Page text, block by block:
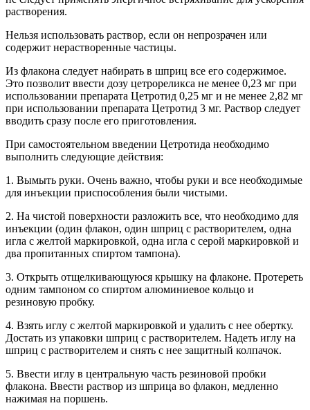
растворения.
Нельзя использовать раствор, если он непрозрачен или
содержит нерастворенные частицы.
Из флакона следует набирать в шприц все его содержимое.
Это позволит ввести дозу цетрореликса не менее 0,23 мг при
использовании препарата Цетротид 0,25 мг и не менее 2,82 мг
при использовании препарата Цетротид 3 мг. Раствор следует
вводить сразу после его приготовления.
При самостоятельном введении Цетротида необходимо
выполнить следующие действия:
1. Вымыть руки. Очень важно, чтобы руки и все необходимые
для инъекции приспособления были чистыми.
2. На чистой поверхности разложить все, что необходимо для
инъекции (один флакон, один шприц с растворителем, одна
игла с желтой маркировкой, одна игла с серой маркировкой и
два пропитанных спиртом тампона).
3. Открыть отщелкивающуюся крышку на флаконе. Протереть
одним тампоном со спиртом алюминиевое кольцо и
резиновую пробку.
4. Взять иглу с желтой маркировкой и удалить с нее обертку.
Достать из упаковки шприц с растворителем. Надеть иглу на
шприц с растворителем и снять с нее защитный колпачок.
5. Ввести иглу в центральную часть резиновой пробки
флакона. Ввести раствор из шприца во флакон, медленно
нажимая на поршень.